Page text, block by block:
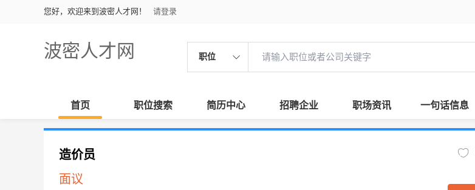
您好，欢迎来到波密人才网！ 请登录
波密人才网 职位
首页 职位搜索 简历中心 招聘企业 职场资讯 一句话信息
造价员
面议